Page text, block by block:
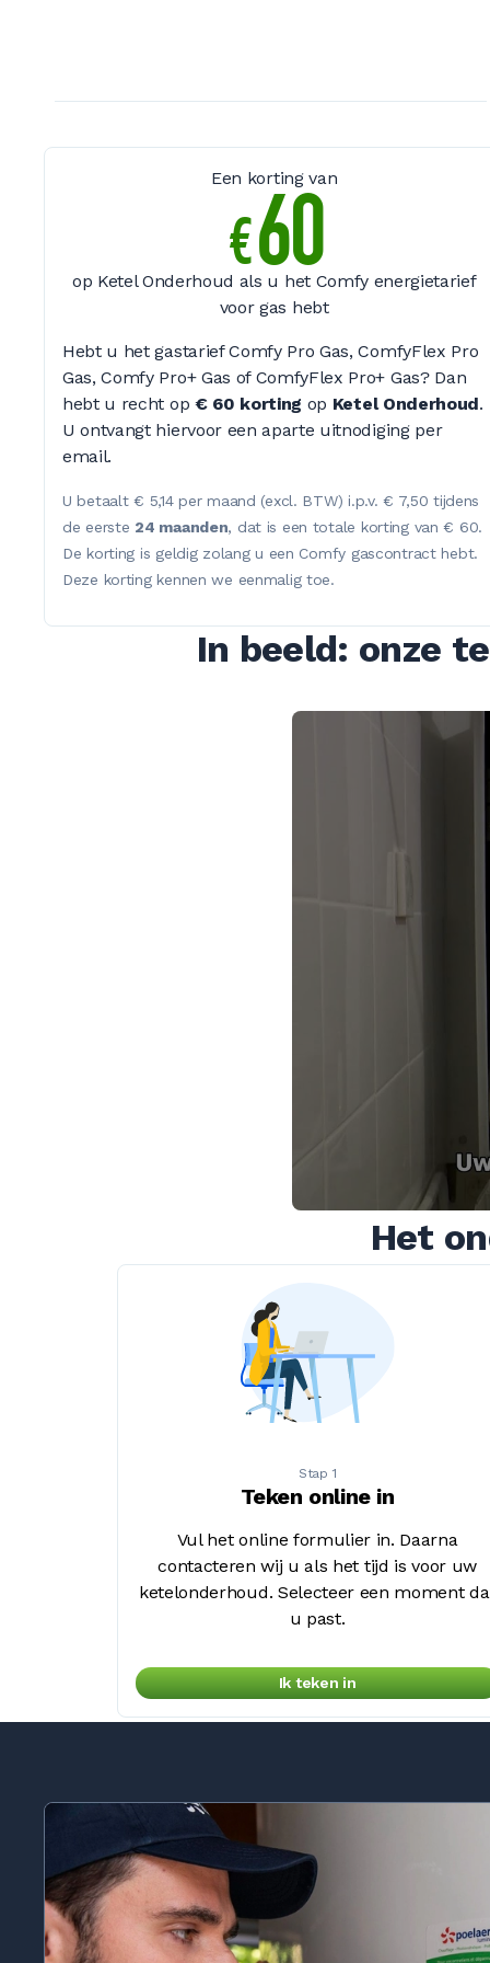
Een korting van
€60
op Ketel Onderhoud als u het Comfy energietarief
voor gas hebt
Hebt u het gastarief Comfy Pro Gas, ComfyFlex Pro
Gas, Comfy Pro+ Gas of ComfyFlex Pro+ Gas? Dan
hebt u recht op € 60 korting op Ketel Onderhoud.
U ontvangt hiervoor een aparte uitnodiging per
email.
U betaalt € 5,14 per maand (excl. BTW) i.p.v. € 7,50 tijdens
de eerste 24 maanden, dat is een totale korting van € 60.
De korting is geldig zolang u een Comfy gascontract hebt.
Deze korting kennen we eenmalig toe.
In beeld: onze
Het
Stap 1
Teken online in
Vul het online formulier in. Daarna
contacteren wij u als het tijd is voor uw
ketelonderhoud. Selecteer een moment
u past.
Ik teken in